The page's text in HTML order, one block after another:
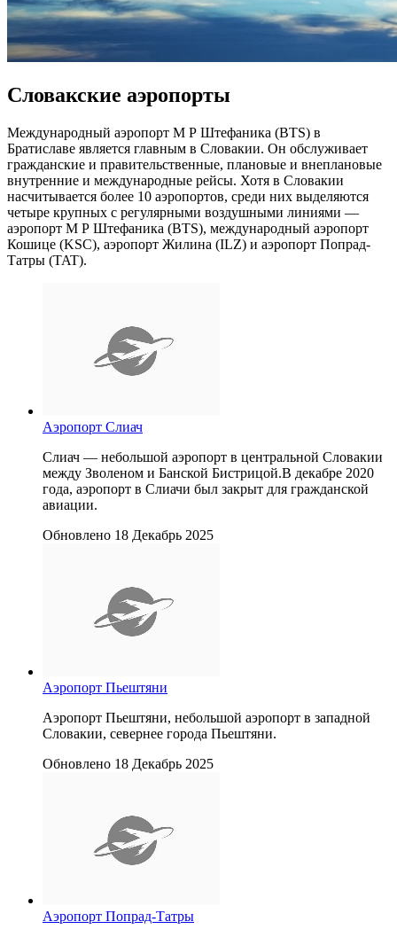
Словакские аэропорты
Международный аэропорт М Р Штефаника (BTS) в
Братиславе является главным в Словакии. Он обслуживает
гражданские и правительственные, плановые и внеплановые
внутренние и международные рейсы. Хотя в Словакии
насчитывается более 10 аэропортов, среди них выделяются
четыре крупных с регулярными воздушными линиями —
аэропорт М Р Штефаника (BTS), международный аэропорт
Кошице (KSC), аэропорт Жилина (ILZ) и аэропорт Попрад-
Татры (TAT).
Аэропорт Слиач
Слиач — небольшой аэропорт в центральной Словакии
между Зволеном и Банской Бистрицой.В декабре 2020
года, аэропорт в Слиачи был закрыт для гражданской
авиации.
Обновлено 18 Декабрь 2025
Аэропорт Пьештяни
Аэропорт Пьештяни, небольшой аэропорт в западной
Словакии, севернее города Пьештяни.
Обновлено 18 Декабрь 2025
Аэропорт Попрад-Татры